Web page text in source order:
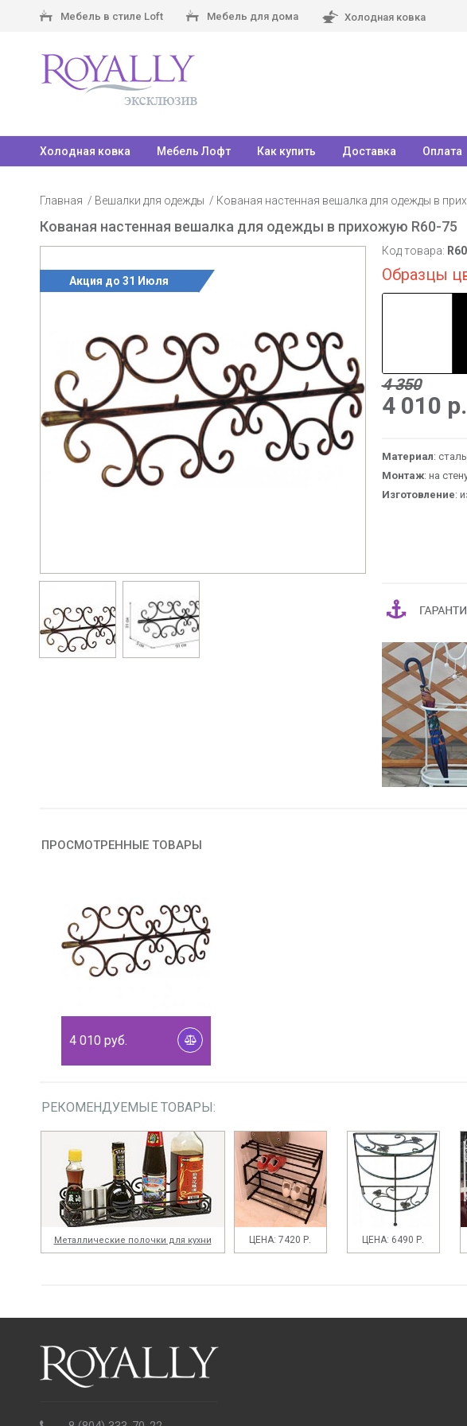
Мебель в стиле Loft Мебель для дома Холодная ковка
Холодная ковка Мебель Лофт Как купить Доставка Оплата
Главная Вешалки для одежды Кованая настенная вешалка для одежды в
Кованая настенная вешалка для одежды в прихожую R60-75
Акция до 31 Июля
Код товара:
Образцы
4 350
4 010 р.
Материал: сталь
Монтаж: на
Изготовление:
ПРОСМОТРЕННЫЕ ТОВАРЫ
4 010 руб.
РЕКОМЕНДУЕМЫЕ ТОВАРЫ:
Металлические полочки для кухни ЦЕНА: 7420 Р. ЦЕНА: 6490 Р.